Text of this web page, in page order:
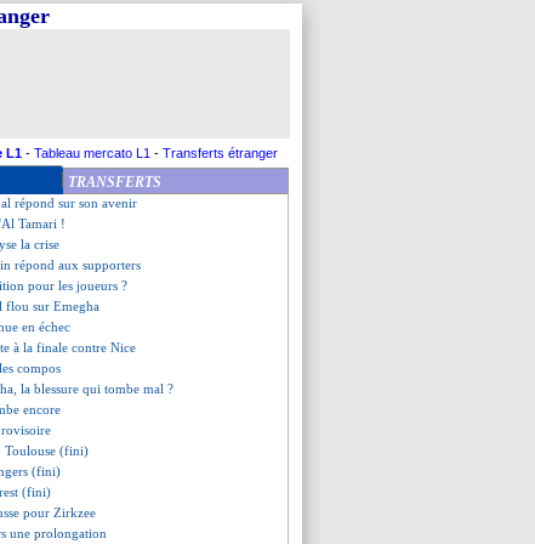
L1 - Tableau mercato L1 - Transferts étranger
TRANSFERTS
le sacre du Barça
de la zone rouge
Wolfsburg
répond sur son avenir
Tamari !
la crise
répond aux supporters
pour les joueurs ?
flou sur Emegha
en échec
à la finale contre Nice
compos
la blessure qui tombe mal ?
encore
Toulouse (fini)
(fini)
(fini)
pour Zirkzee
une prolongation